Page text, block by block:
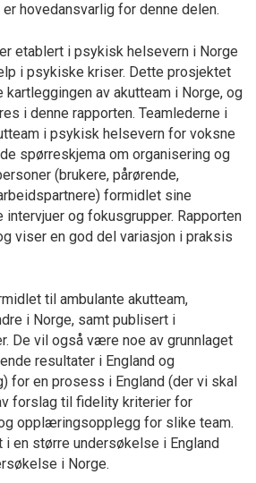
hovedansvarlig for denne delen.
etablert i psykisk helsevern i Norge
i psykiske kriser. Dette prosjektet
av akutteam i Norge, og
i denne rapporten. Teamlederne i
i psykisk helsevern for voksne
spørreskjema om organisering og
(brukere, pårørende,
formidlet sine
og fokusgrupper. Rapporten
viser en god del variasjon i praksis
til ambulante akutteam,
i Norge, samt publisert i
De vil også være noe av grunnlaget
resultater i England og
for en prosess i England (der vi skal
forslag til fidelity kriterier for
opplæringsopplegg for slike team.
en større undersøkelse i England
i Norge.